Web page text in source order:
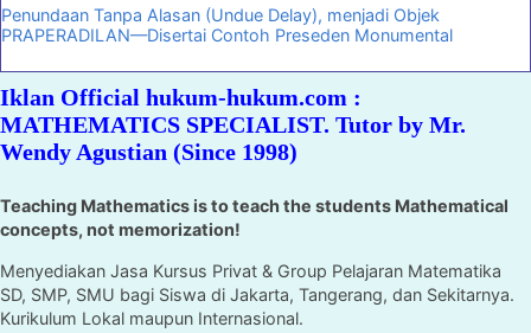
Penundaan Tanpa Alasan (Undue Delay), menjadi Objek
PRAPERADILAN—Disertai Contoh Preseden Monumental
Iklan Official hukum-hukum.com :
MATHEMATICS SPECIALIST. Tutor by Mr.
Wendy Agustian (Since 1998)
Teaching Mathematics is to teach the students Mathematical
concepts, not memorization!
Menyediakan Jasa Kursus Privat & Group Pelajaran Matematika
SD, SMP, SMU bagi Siswa di Jakarta, Tangerang, dan Sekitarnya.
Kurikulum Lokal maupun Internasional.